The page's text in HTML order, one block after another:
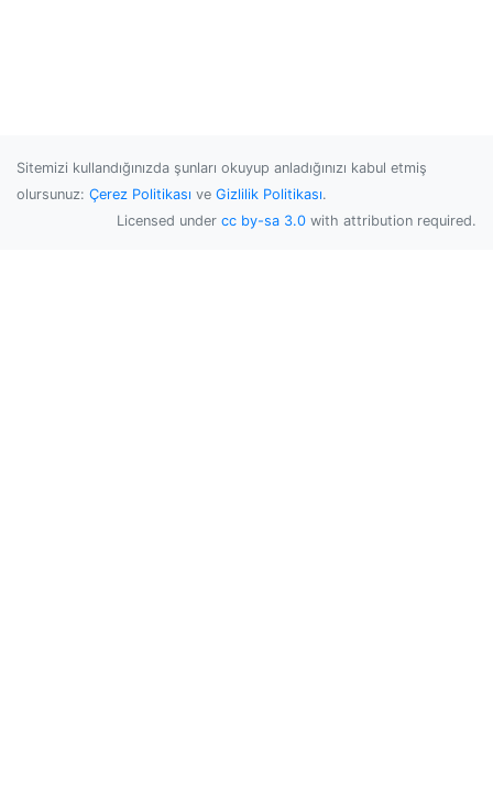
Sitemizi kullandığınızda şunları okuyup anladığınızı kabul etmiş
olursunuz: Çerez Politikası ve Gizlilik Politikası.
Licensed under cc by-sa 3.0 with attribution required.